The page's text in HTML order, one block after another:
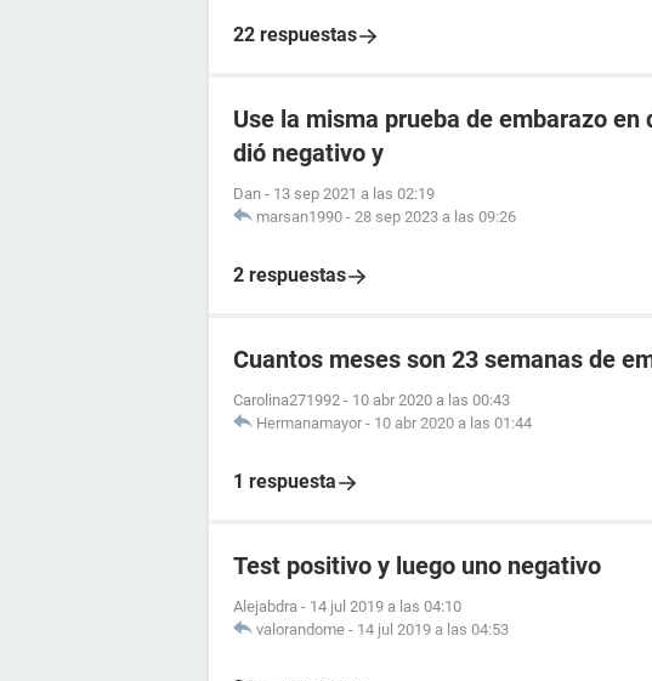
22 respuestas
Use la misma prueba de embarazo
dió negativo y
Dan - 13 sep 2021 a las 02:19
marsan1990 - 28 sep 2023 a las 09:26
2 respuestas
Cuantos meses son 23 semanas de
Carolina271992 - 10 abr 2020 a las 00:43
Hermanamayor - 10 abr 2020 a las 01:44
1 respuesta
Test positivo y luego uno negativo
Alejabdra - 14 jul 2019 a las 04:10
valorandome - 14 jul 2019 a las 04:53